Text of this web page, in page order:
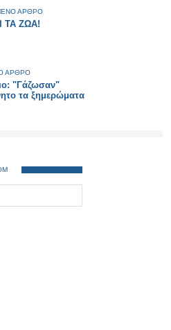
ΑΡΘΡΟ
ΤΑ ΖΩΑ!
ΑΡΘΡΟ
"Γάζωσαν"
τα ξημερώματα